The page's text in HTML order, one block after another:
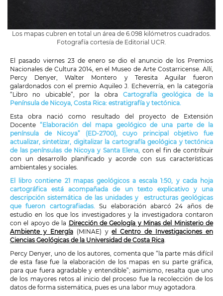
Los mapas cubren en total un área de 6.098 kilómetros cuadrados.
Fotografía cortesía de Editorial UCR.
El pasado viernes 23 de enero se dio el anuncio de los Premios
Nacionales de Cultura 2014, en el Museo de Arte Costarricense. Allí,
Percy Denyer, Walter Montero y Teresita Aguilar fueron
galardonados con el premio Aquileo J. Echeverría, en la categoría
“Libro no ubicable”, por la obra Cartografía geológica de la
Península de Nicoya, Costa Rica: estratigrafía y tectónica.
Esta obra nació como resultado del proyecto de Extensión
Docente “Elaboración del mapa geológico de una parte de la
península de Nicoya” (ED-2700), cuyo principal objetivo fue
actualizar, sintetizar, digitalizar la cartografía geológica y tectónica
de las penínsulas de Nicoya y Santa Elena, con el fin de contribuir
con un desarrollo planificado y acorde con sus características
ambientales y sociales.
El libro contiene 21 mapas geológicos a escala 1:50, y cada hoja
cartográfica está acompañada de un texto explicativo y una
descripción sistemática de las unidades y estructuras geológicas
que fueron cartografiadas. Su elaboración abarcó 24 años de
estudio en los que los investigadores y la investigadora contaron
con el apoyo de la Dirección de Geología y Minas del Ministerio de
Ambiente y Energía(MINAE) yel Centro de Investigaciones en
Ciencias Geológicas de la Universidad de Costa Rica
Percy Denyer, uno de los autores, comenta que “la parte más difícil
de esta fase fue la elaboración de los mapas en su parte gráfica,
para que fuera agradable y entendible”; asimismo, resalta que uno
de los mayores retos al inicio del proceso fue la recolección de los
datos de forma sistemática, pues es una labor muy agotadora.